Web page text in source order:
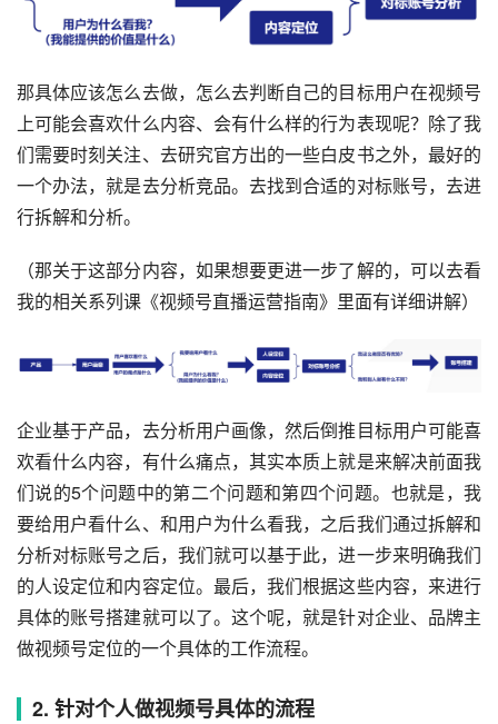
那具体应该怎么去做，怎么去判断自己的目标用户在视频号
上可能会喜欢什么内容、会有什么样的行为表现呢？除了我
们需要时刻关注、去研究官方出的一些白皮书之外，最好的
一个办法，就是去分析竞品。去找到合适的对标账号，去进
行拆解和分析。
（那关于这部分内容，如果想要更进一步了解的，可以去看
我的相关系列课《视频号直播运营指南》里面有详细讲解）
企业基于产品，去分析用户画像，然后倒推目标用户可能喜
欢看什么内容，有什么痛点，其实本质上就是来解决前面我
们说的5个问题中的第二个问题和第四个问题。也就是，我
要给用户看什么、和用户为什么看我，之后我们通过拆解和
分析对标账号之后，我们就可以基于此，进一步来明确我们
的人设定位和内容定位。最后，我们根据这些内容，来进行
具体的账号搭建就可以了。这个呢，就是针对企业、品牌主
做视频号定位的一个具体的工作流程。
2. 针对个人做视频号具体的流程